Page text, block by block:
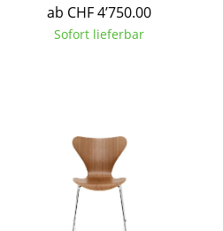
Tabletts
Decken
Teppiche
ab CHF 4’750.00
Sofort lieferbar